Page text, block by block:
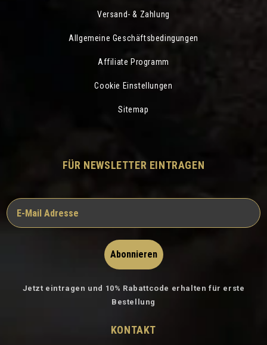
Versand- & Zahlung
Allgemeine Geschäftsbedingungen
Affiliate Programm
Cookie Einstellungen
Sitemap
FÜR NEWSLETTER EINTRAGEN
Abonnieren
Jetzt eintragen und 10% Rabattcode erhalten für erste
Bestellung
KONTAKT